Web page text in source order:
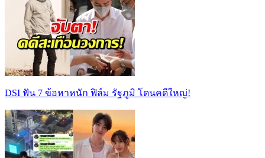
DSI ฟัน 7 ข้อหาหนัก ฟิล์ม รัฐภูมิ โดนคดีใหญ่!